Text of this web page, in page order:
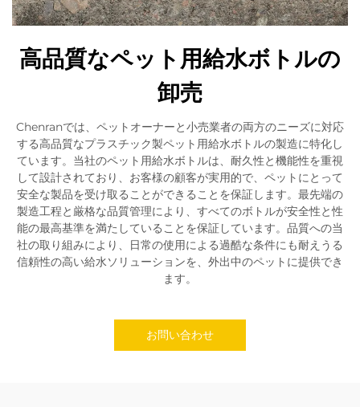
高品質なペット用給水ボトルの
卸売
Chenranでは、ペットオーナーと小売業者の両方のニーズに対応
する高品質なプラスチック製ペット用給水ボトルの製造に特化し
ています。当社のペット用給水ボトルは、耐久性と機能性を重視
して設計されており、お客様の顧客が実用的で、ペットにとって
安全な製品を受け取ることができることを保証します。最先端の
製造工程と厳格な品質管理により、すべてのボトルが安全性と性
能の最高基準を満たしていることを保証しています。品質への当
社の取り組みにより、日常の使用による過酷な条件にも耐えうる
信頼性の高い給水ソリューションを、外出中のペットに提供でき
ます。
お問い合わせ